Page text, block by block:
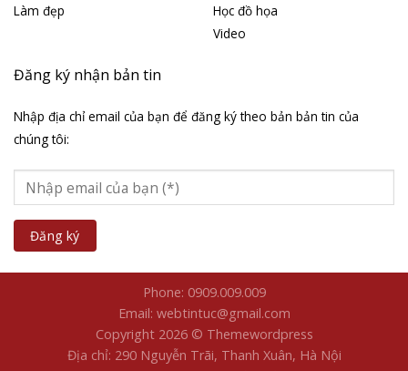
Làm đẹp
Học đồ họa
Video
Đăng ký nhận bản tin
Nhập địa chỉ email của bạn để đăng ký theo bản bản tin của
chúng tôi:
Phone: 0909.009.009
Email: webtintuc@gmail.com
Copyright 2026 © Themewordpress
Địa chỉ: 290 Nguyễn Trãi, Thanh Xuân, Hà Nội